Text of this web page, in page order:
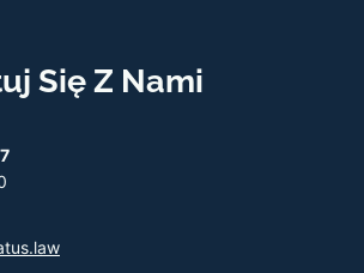
Się Z Nami